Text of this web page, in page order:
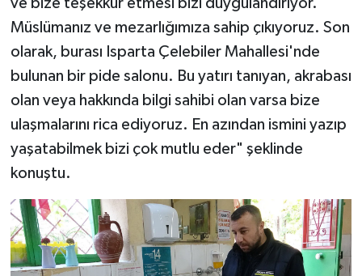
Müslümanız ve mezarlığımıza sahip çıkıyoruz. Son
olarak, burası Isparta Çelebiler Mahallesi'nde
bulunan bir pide salonu. Bu yatırı tanıyan, akrabası
olan veya hakkında bilgi sahibi olan varsa bize
ulaşmalarını rica ediyoruz. En azından ismini yazıp
yaşatabilmek bizi çok mutlu eder" şeklinde
konuştu.